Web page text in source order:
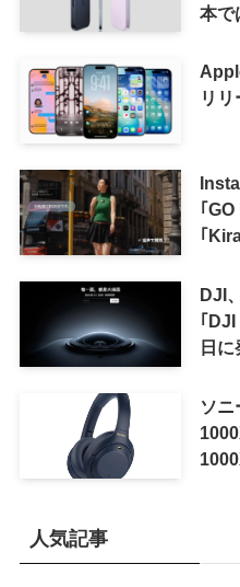
本で
リ
｢
｢
可能
DJI
｢
日
ソニ
人気記事